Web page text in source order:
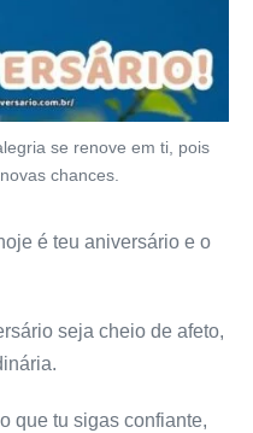
se renove em ti, pois
chances.
é teu aniversário e o
seja cheio de afeto,
que tu sigas confiante,